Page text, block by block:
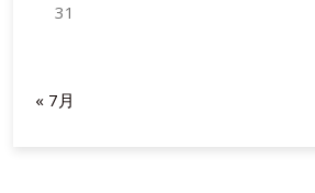
31
« 7月